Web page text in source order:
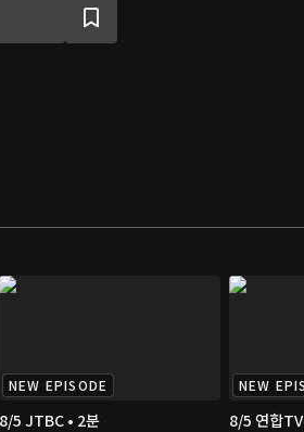
NEW EPISODE
8/5 JTBC • 2분
NEW
8/5 연합